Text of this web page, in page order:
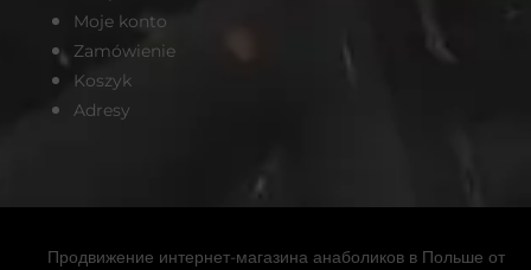
Moje konto
Zamówienie
Koszyk
Adresy
Продвижение интернет-магазина анаболиков в Польше от